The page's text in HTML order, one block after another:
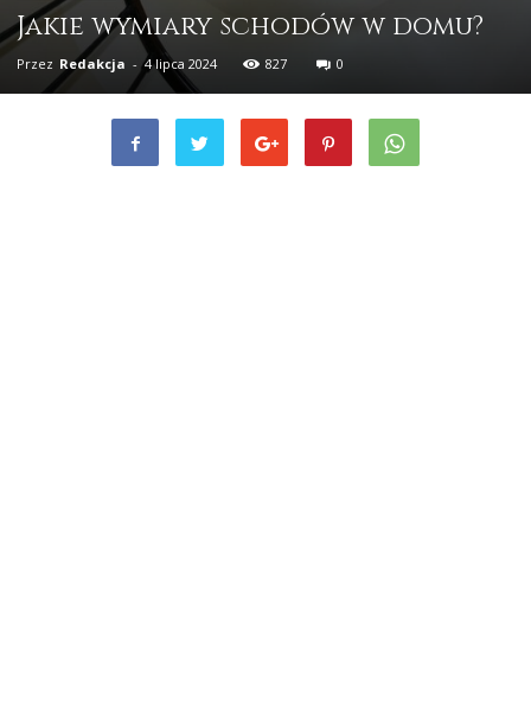
Jakie wymiary schodów w domu?
Przez Redakcja - 4 lipca 2024 827 0